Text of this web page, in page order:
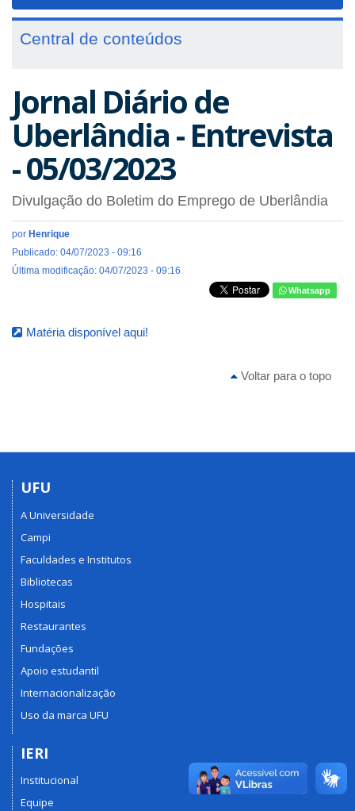
Central de conteúdos
Jornal Diário de
Uberlândia - Entrevista
- 05/03/2023
Divulgação do Boletim do Emprego de Uberlândia
por Henrique
Publicado: 04/07/2023 - 09:16
Última modificação: 04/07/2023 - 09:16
Whatsapp
Matéria disponível aqui!
Voltar para o topo
UFU
A Universidade
Campi
Faculdades e Institutos
Bibliotecas
Hospitais
Restaurantes
Fundações
Apoio estudantil
Internacionalização
Uso da marca UFU
IERI
Institucional
Equipe